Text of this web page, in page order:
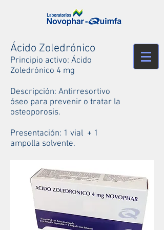
Ácido Zoledrónico
Principio activo: Ácido
Zoledrónico ​4 mg
Descripción: Antirresortivo
óseo para prevenir o tratar la
osteoporosis.
Presentación: 1 vial + 1
ampolla solvente.